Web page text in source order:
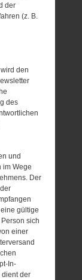
der
(z. B.
den
des
und
im Wege
Der
gültige
sich
einer
In-
dient der